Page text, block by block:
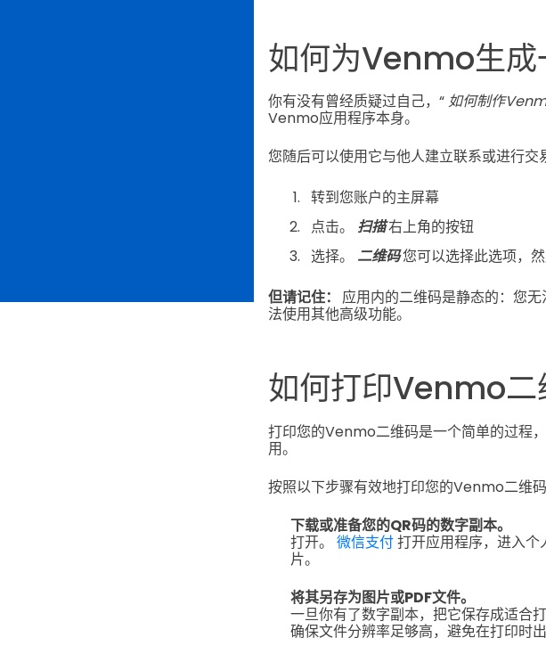
如何为Venmo生成
你有没有曾经质疑过自己，“如何制作
Venmo应用程序本身。
您随后可以使用它与他人建立联系或进行
转到您账户的主屏幕
点击。 扫描右上角的按钮
选择。 二维码您可以选择此选项，
但请记住： 应用内的二维码是静态的：您无
法使用其他高级功能。
如何打印Venmo二
打印您的Venmo二维码是一个简单的过程
用。
按照以下步骤有效地打印您的Venmo二维码
下载或准备您的QR码的数字副本。
打开。 微信支付打开应用程序，进入
片。
将其另存为图片或PDF文件。
一旦你有了数字副本，把它保存成适合
确保文件分辨率足够高，避免在打印时出